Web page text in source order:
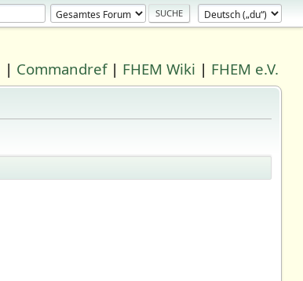
| Commandref| FHEM Wiki | FHEM e.V.